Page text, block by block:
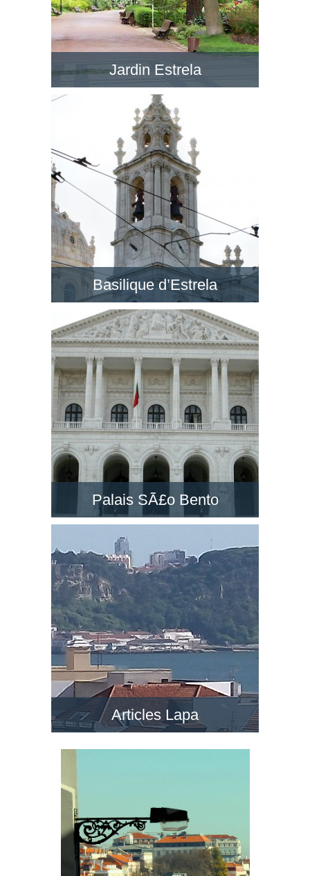
Jardin Estrela
Le Jardim da Estrela en face de la BasÃ­lica da
Estrela est un jardin romantique avec de petits
lacs, dans un style anglais. Visitez ce jardin !
Basilique d’Estrela
Au quartier de Lapa, la Basilique d’Estrela est
un des grands monuments à Lisbonne. Visitez-
la et découvrez le paysage dans son belvédère
!
Palais SÃ£o Bento
Le PalÃ¡cio de SÃ£o Bento est un majestueux
palais néo-classique situé à Lisbonne.
Découvrez le siège du Parlement du Portugal !
Articles Lapa